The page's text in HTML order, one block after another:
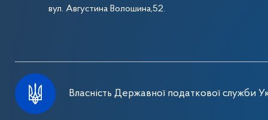
вул. Августина Волошина,52.
Власність Державної податкової служби